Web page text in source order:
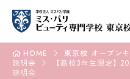
高校3年生の方
学校紹介
HOME 東京校 オープン
説明会
【高校3年生限定】
説明会